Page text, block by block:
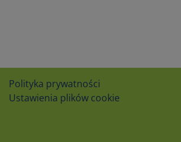
Polityka prywatności
Ustawienia plików cookie